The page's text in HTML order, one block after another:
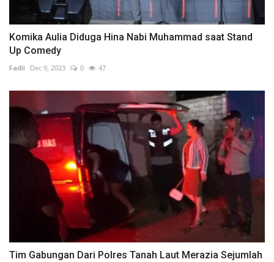
Komika Aulia Diduga Hina Nabi Muhammad saat Stand
Up Comedy
Fadli Dec 9, 2023 0 47
Tim Gabungan Dari Polres Tanah Laut Merazia Sejumlah